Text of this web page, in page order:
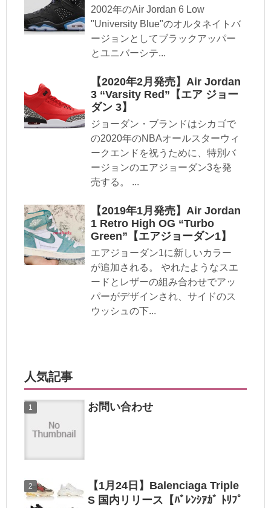
2002年のAir Jordan 6 Low
"University Blue"のオルタネイトバ
ージョンとしてブラックアッパー
とユニバーシテ...
【2020年2月発売】Air Jordan
3 “Varsity Red”【エア ジョー
ダン 3】
ジョーダン・ブランドはシカゴで
の2020年のNBAオールスターウィ
ークエンドを祝うために、特別バ
ージョンのエアジョーダン3を発
売する。 ...
【2019年1月発売】Air Jordan
1 Retro High OG “Turbo
Green”【エアジョーダン1】
エアジョーダン1に新しいカラー
が追加される。 やれたようなスエ
ードとレザーの組み合わせでアッ
パーがデザインされ、サイドのス
ウッシュの下...
人気記事
お問い合わせ
【1月24日】Balenciaga Triple
S 国内リリース【ﾊﾞﾚﾝｼｱｶﾞ ﾄﾘﾌﾟ